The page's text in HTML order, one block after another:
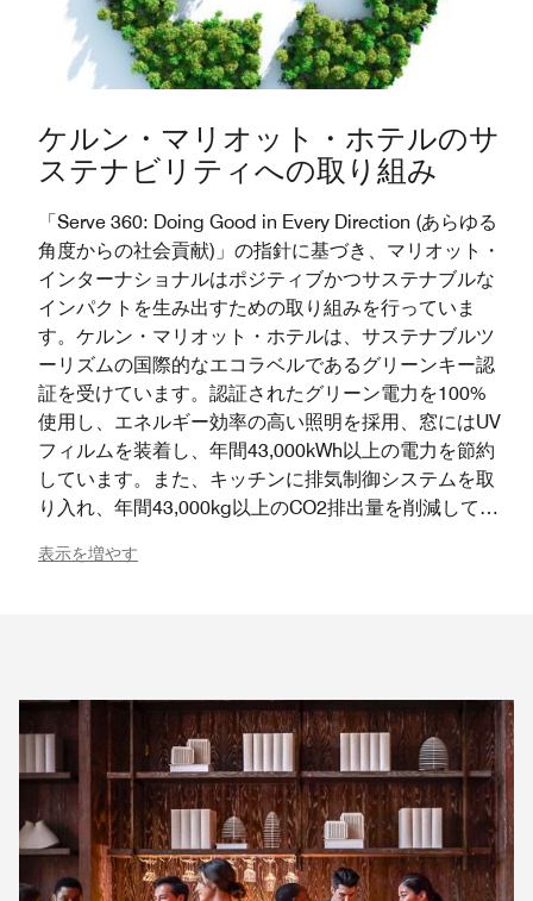
ケルン・マリオット・ホテルのサ
ステナビリティへの取り組み
「Serve 360: Doing Good in Every Direction (あらゆる
角度からの社会貢献)」の指針に基づき、マリオット・
インターナショナルはポジティブかつサステナブルな
インパクトを生み出すための取り組みを行っていま
す。ケルン・マリオット・ホテルは、サステナブルツ
ーリズムの国際的なエコラベルであるグリーンキー認
証を受けています。認証されたグリーン電力を100%
使用し、エネルギー効率の高い照明を採用、窓にはUV
フィルムを装着し、年間43,000kWh以上の電力を節約
しています。また、キッチンに排気制御システムを取
り入れ、年間43,000kg以上のCO2排出量を削減してい
モビリティをサポートし、エアレーターの使用により
表示を増やす